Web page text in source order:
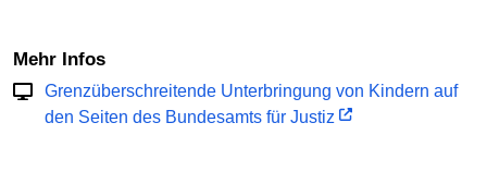
Mehr Infos
Grenzüberschreitende Unterbringung von Kindern auf
den Seiten des Bundesamts für Justiz